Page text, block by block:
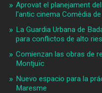
Aprovat el planejament
l'antic cinema Comèdia
La Guardia Urbana de
para conflictos de alto
Comienzan las obras de
Montjuïc
Nuevo espacio para la
Maresme